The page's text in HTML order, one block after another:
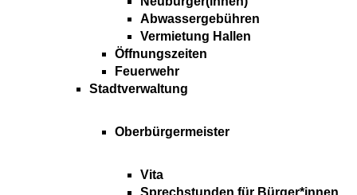
Abwassergebühren
Vermietung Hallen
Öffnungszeiten
Feuerwehr
Stadtverwaltung
Oberbürgermeister
Vita